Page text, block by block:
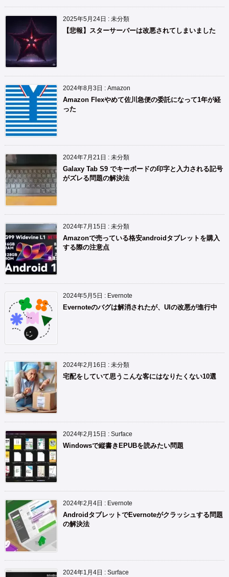
2025年5月24日 : 未分類
【悲報】スターサーバーは改悪されてしまいました
2024年8月3日 : Amazon
Amazon Flexやめて佐川急便の委託になって1年が経
った
2024年7月21日 : 未分類
Galaxy Tab S9 でキーボードの印字と入力される記号
がズレる問題の解決法
2024年7月15日 : 未分類
Amazonで売っている格安androidタブレットを購入
する際の注意点
2024年5月5日 : Evernote
Evernoteのバグは解消されたが、UIの改悪が進行中
2024年2月16日 : 未分類
宅配をしていて思うこんな客にはなりたくない10選
2024年2月15日 : Surface
Windowsで縦書きEPUBを読みたい問題
2024年2月4日 : Evernote
AndroidタブレットでEvernoteがクラッシュする問題
の解決法
2024年1月4日 : Surface